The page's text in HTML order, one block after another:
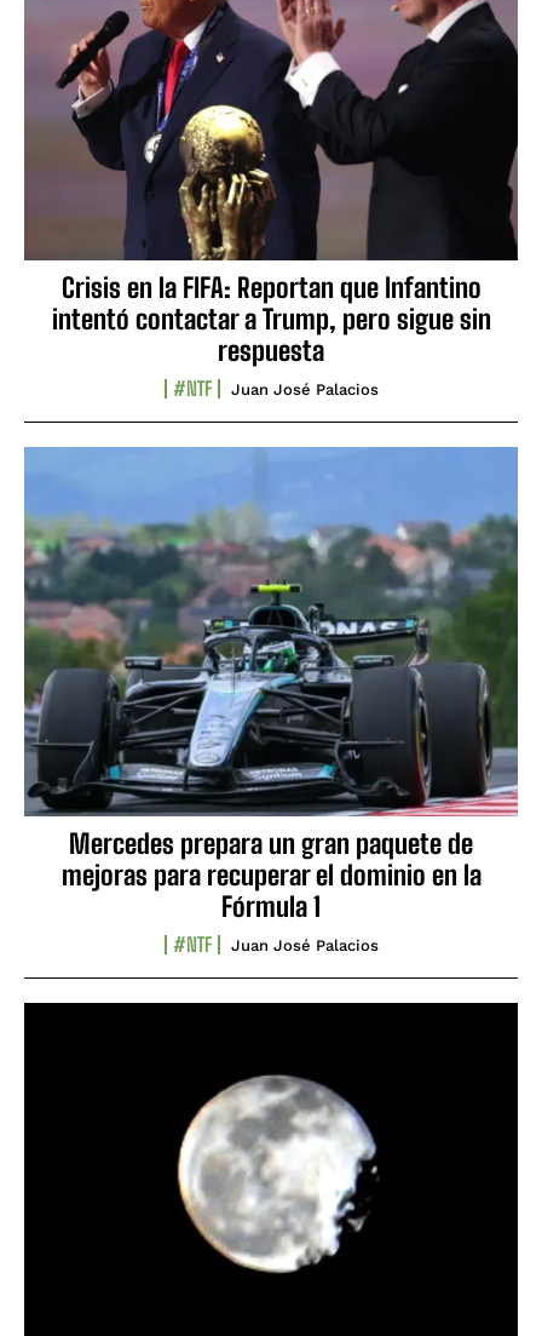
Crisis en la FIFA: Reportan que Infantino
intentó contactar a Trump, pero sigue sin
respuesta
#NTF Juan José Palacios
Mercedes prepara un gran paquete de
mejoras para recuperar el dominio en la
Fórmula 1
#NTF Juan José Palacios